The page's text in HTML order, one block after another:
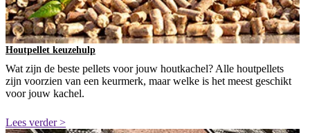
Houtpellet keuzehulp
Wat zijn de beste pellets voor jouw houtkachel? Alle houtpellets
zijn voorzien van een keurmerk, maar welke is het meest geschikt
voor jouw kachel.
Lees verder >